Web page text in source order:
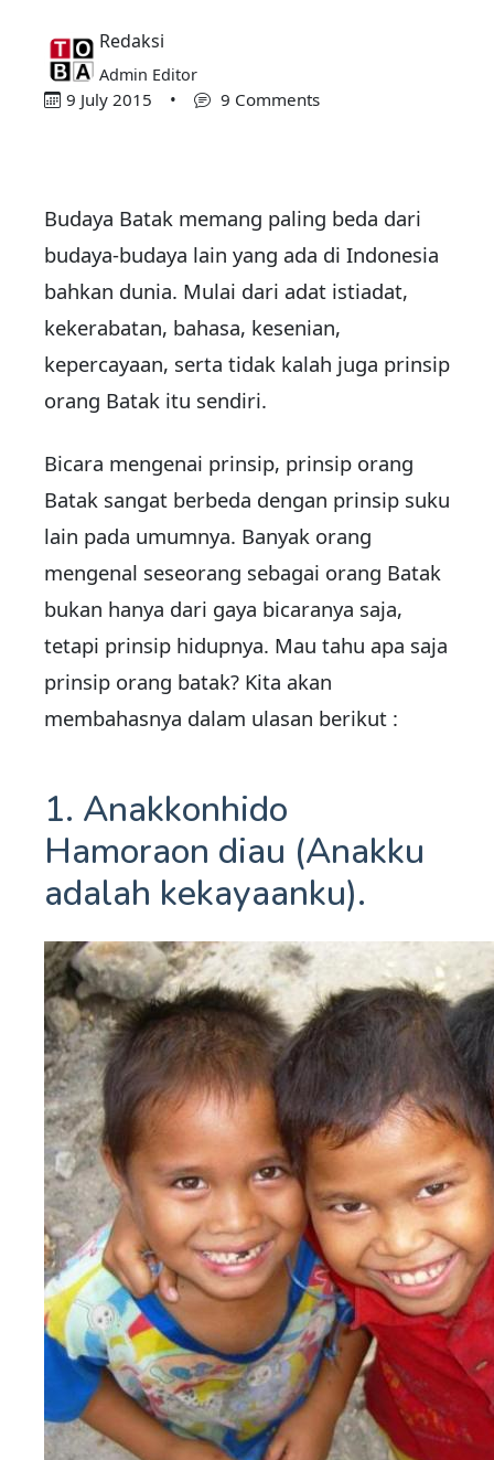
Redaksi
Admin Editor
9 July 2015 • 9 Comments
Budaya Batak memang paling beda dari
budaya-budaya lain yang ada di Indonesia
bahkan dunia. Mulai dari adat istiadat,
kekerabatan, bahasa, kesenian,
kepercayaan, serta tidak kalah juga prinsip
orang Batak itu sendiri.
Bicara mengenai prinsip, prinsip orang
Batak sangat berbeda dengan prinsip suku
lain pada umumnya. Banyak orang
mengenal seseorang sebagai orang Batak
bukan hanya dari gaya bicaranya saja,
tetapi prinsip hidupnya. Mau tahu apa saja
prinsip orang batak? Kita akan
membahasnya dalam ulasan berikut :
1. Anakkonhido
Hamoraon diau (Anakku
adalah kekayaanku).